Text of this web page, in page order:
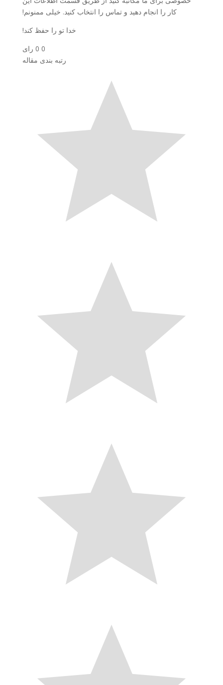
کار را انجام دهید و تماس را انتخاب کنید. خیلی ممنونم!
خدا تو را حفظ کند!
0
0 رای
رتبه بندی مقاله